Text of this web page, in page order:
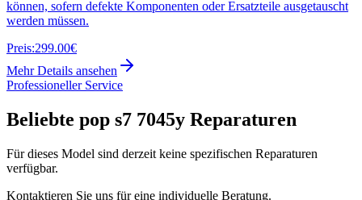
können, sofern defekte Komponenten oder Ersatzteile ausgetauscht
werden müssen.
Preis:299.00€
Mehr Details ansehen
Professioneller Service
Beliebte pop s7 7045y Reparaturen
Für dieses Model sind derzeit keine spezifischen Reparaturen
verfügbar.
Kontaktieren Sie uns für eine individuelle Beratung.